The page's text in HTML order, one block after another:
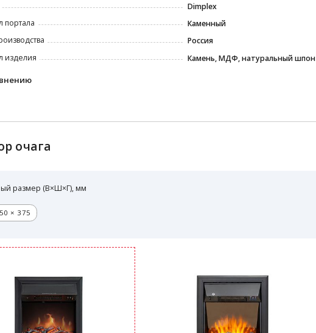
Dimplex
портала
Каменный
Россия
изделия
Камень, МДФ, натуральный шпон
очага
размер (В×Ш×Г), мм
× 375